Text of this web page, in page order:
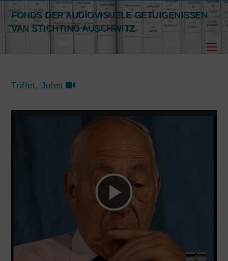
Spring
naarFONDS DER AUDIOVISUELE GETUIGENISSEN
VAN STICHTING AUSCHWITZ
Triffet, Jules
V